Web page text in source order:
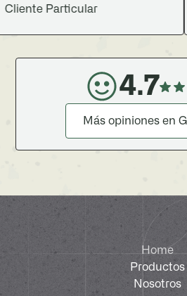
Particular
4.7
Más opiniones en
Home
Productos
Nosotros